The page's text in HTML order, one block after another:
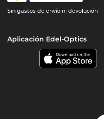
Sin gastos de envío ni devolución
Aplicación Edel-Optics